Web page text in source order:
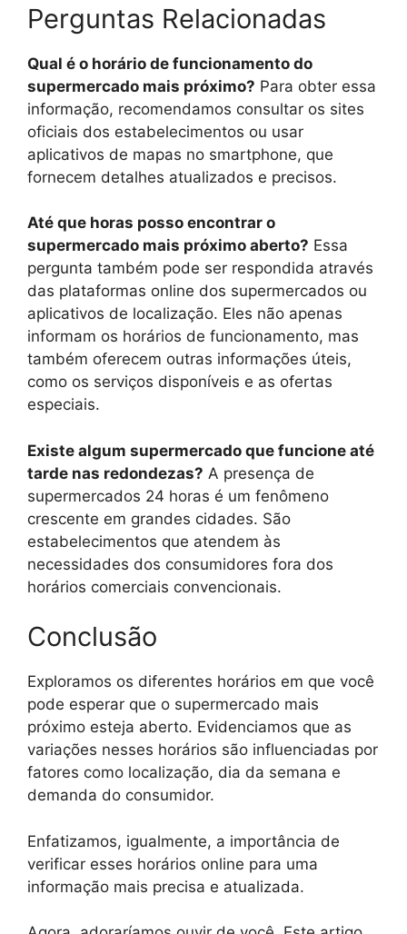
Perguntas Relacionadas
Qual é o horário de funcionamento do
supermercado mais próximo? Para obter essa
informação, recomendamos consultar os sites
oficiais dos estabelecimentos ou usar
aplicativos de mapas no smartphone, que
fornecem detalhes atualizados e precisos.
Até que horas posso encontrar o
supermercado mais próximo aberto? Essa
pergunta também pode ser respondida através
das plataformas online dos supermercados ou
aplicativos de localização. Eles não apenas
informam os horários de funcionamento, mas
também oferecem outras informações úteis,
como os serviços disponíveis e as ofertas
especiais.
Existe algum supermercado que funcione até
tarde nas redondezas? A presença de
supermercados 24 horas é um fenômeno
crescente em grandes cidades. São
estabelecimentos que atendem às
necessidades dos consumidores fora dos
horários comerciais convencionais.
Conclusão
Exploramos os diferentes horários em que você
pode esperar que o supermercado mais
próximo esteja aberto. Evidenciamos que as
variações nesses horários são influenciadas por
fatores como localização, dia da semana e
demanda do consumidor.
Enfatizamos, igualmente, a importância de
verificar esses horários online para uma
informação mais precisa e atualizada.